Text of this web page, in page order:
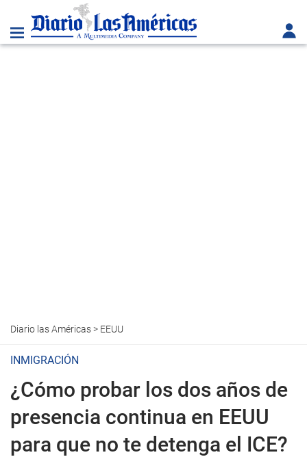
Diario las Américas> EEUU
INMIGRACIÓN
¿Cómo probar los dos años de
presencia continua en EEUU
para que no te detenga el ICE?